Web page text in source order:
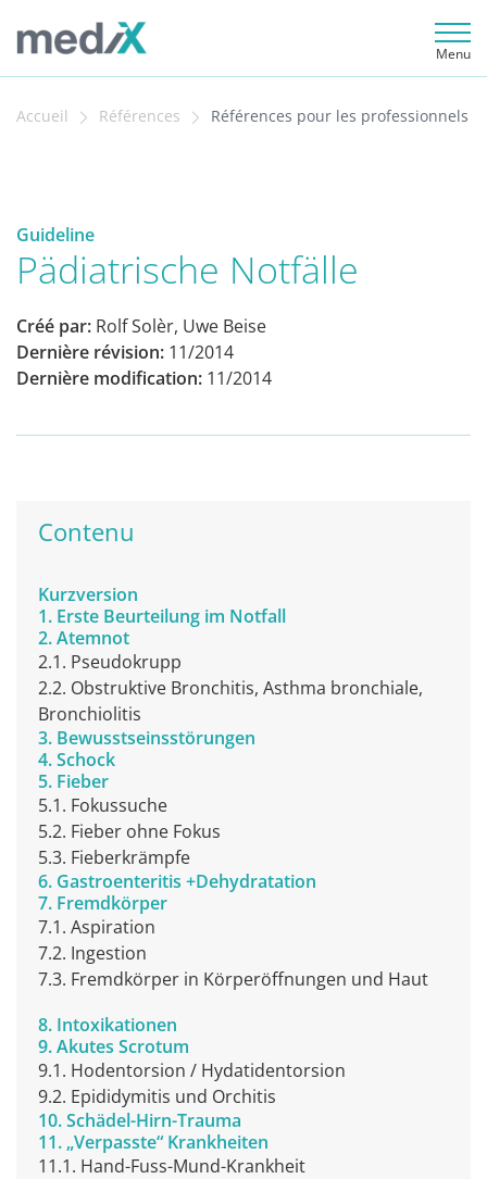
Menu
Accueil Références Références pour les professionnels
Guideline
Pädiatrische Notfälle
Créé par: Rolf Solèr, Uwe Beise
Dernière révision: 11/2014
Dernière modification: 11/2014
Contenu
Kurzversion
1. Erste Beurteilung im Notfall
2. Atemnot
2.1. Pseudokrupp
2.2. Obstruktive Bronchitis, Asthma bronchiale,
Bronchiolitis
3. Bewusstseinsstörungen
4. Schock
5. Fieber
5.1. Fokussuche
5.2. Fieber ohne Fokus
5.3. Fieberkrämpfe
6. Gastroenteritis +Dehydratation
7. Fremdkörper
7.1. Aspiration
7.2. Ingestion
7.3. Fremdkörper in Körperöffnungen und Haut
8. Intoxikationen
9. Akutes Scrotum
9.1. Hodentorsion / Hydatidentorsion
9.2. Epididymitis und Orchitis
10. Schädel-Hirn-Trauma
11. „Verpasste“ Krankheiten
11.1. Hand-Fuss-Mund-Krankheit